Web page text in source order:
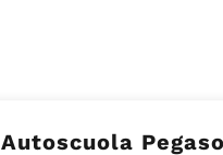
Autoscuola